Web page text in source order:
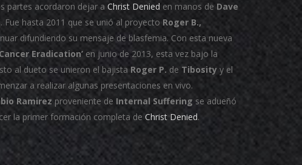
partes acordaron dejar a Christ Denied en manos de Dave
Fue hasta 2011 que se unió al proyecto Roger B.,
difundiendo su mensaje de blasfemia. Con esta nueva
Cancer Eradication’ en junio de 2013, esta vez bajo la
al dueto se unieron el bajista Roger P. de Tibosity y el
a realizar algunas presentaciones en vivo.
Ramirez proveniente de Internal Suffering se adueñó
la primer formación completa de Christ Denied.